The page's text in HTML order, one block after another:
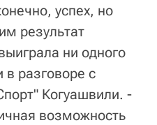
успех, но
результат
ни одного
в разговоре с
Когуашвили. -
возможность